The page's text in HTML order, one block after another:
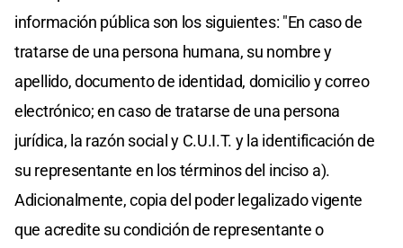
información pública son los siguientes: "En caso de
tratarse de una persona humana, su nombre y
apellido, documento de identidad, domicilio y correo
electrónico; en caso de tratarse de una persona
jurídica, la razón social y C.U.I.T. y la identificación de
su representante en los términos del inciso a).
Adicionalmente, copia del poder legalizado vigente
que acredite su condición de representante o